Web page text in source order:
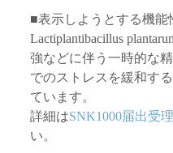
■表示しようとする機能
Lactiplantibacillus
強などに伴う一時的な
でのストレスを緩和す
ています。
詳細はSNK1000届出受
い。